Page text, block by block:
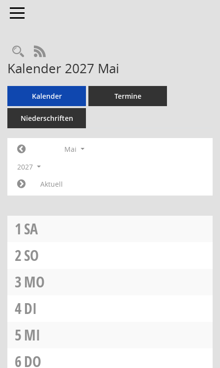
Toggle navigation
RSS-Feed
Kalender 2027 Mai
Kalender Termine
Niederschriften
Mai
2027
Aktuell
1 SA
2SO
3MO
4DI
5MI
6DO